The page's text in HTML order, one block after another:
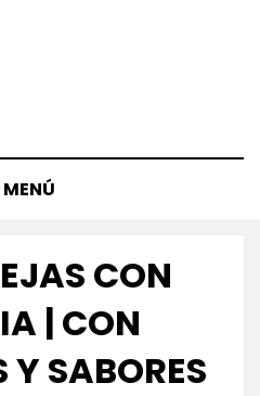
MENÚ
CON
| CON
Y SABORES